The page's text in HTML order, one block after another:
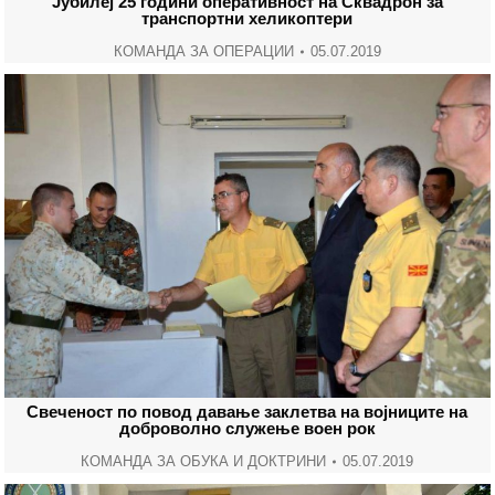
транспортни хеликоптери
КОМАНДА ЗА ОПЕРАЦИИ 05.07.2019
Свеченост по повод давање заклетва на војниците на
доброволно служење воен рок
КОМАНДА ЗА ОБУКА И ДОКТРИНИ 05.07.2019